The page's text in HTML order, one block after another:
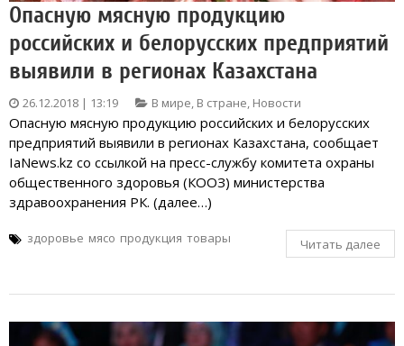
Опасную мясную продукцию
российских и белорусских предприятий
выявили в регионах Казахстана
26.12.2018 | 13:19 В мире В стране Новости
Опасную мясную продукцию российских и белорусских
предприятий выявили в регионах Казахстана, сообщает
IaNews.kz со ссылкой на пресс-службу комитета охраны
общественного здоровья (КООЗ) министерства
здравоохранения РК. (далее…)
здоровье мясо продукция товары Читать далее